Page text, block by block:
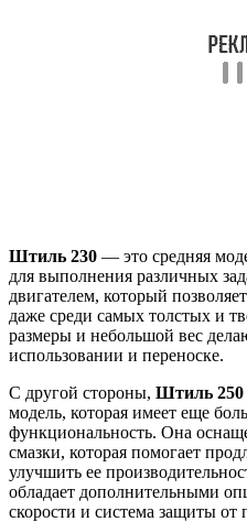
Штиль 230 — это средняя
для выполнения различных
двигателем, который
даже среди самых толстых и
размеры и небольшой вес
использовании и переноске.
С другой стороны, Штиль 250
модель, которая имеет еще
функциональность. Она
смазки, которая помогает
улучшить ее
обладает дополнительными
скорости и система защиты от